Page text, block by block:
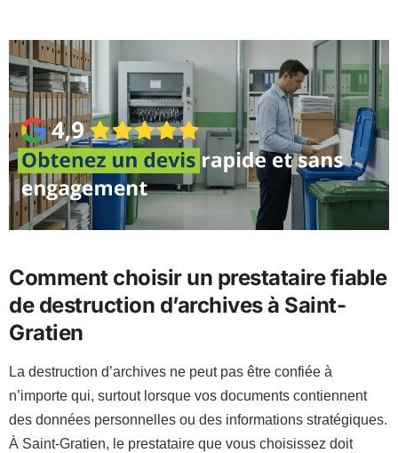
Comment choisir un prestataire fiable
de destruction d’archives à Saint-
Gratien
La destruction d’archives ne peut pas être confiée à
n’importe qui, surtout lorsque vos documents contiennent
des données personnelles ou des informations stratégiques.
À Saint-Gratien, le prestataire que vous choisissez doit